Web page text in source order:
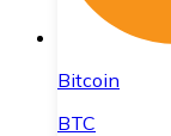
Bitcoin
BTC